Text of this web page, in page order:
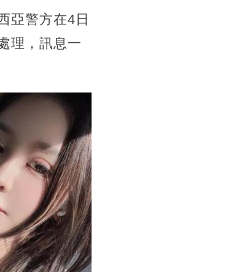
亞警方在4日
理，訊息一